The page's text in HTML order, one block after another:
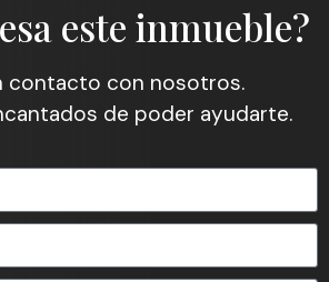
este inmueble?
contacto con nosotros.
de poder ayudarte.